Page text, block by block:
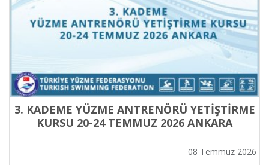
3. KADEME YÜZME ANTRENÖRÜ YETİŞTİRME
KURSU 20-24 TEMMUZ 2026 ANKARA
08 Temmuz 2026